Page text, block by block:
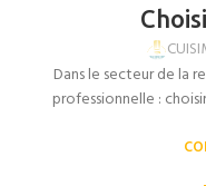
Dans le secteur de la
professionnelle :